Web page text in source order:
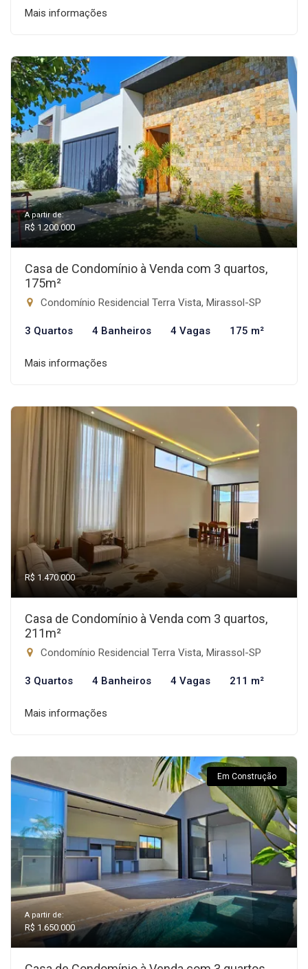
Mais informações
A partir de:
R$ 1.200.000
Casa de Condomínio à Venda com 3 quartos,
175m²
Condomínio Residencial Terra Vista, Mirassol-SP
3 Quartos 4 Banheiros 4 Vagas 175 m²
Mais informações
R$ 1.470.000
Casa de Condomínio à Venda com 3 quartos,
211m²
Condomínio Residencial Terra Vista, Mirassol-SP
3 Quartos 4 Banheiros 4 Vagas 211 m²
Mais informações
Em Construção
A partir de:
R$ 1.650.000